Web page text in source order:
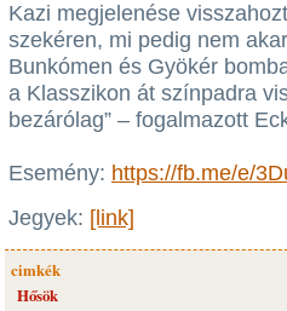
Kazi megjelenése
szekéren, mi pedig nem
Bunkómen és Gyökér
a Klasszikon át színpadra
bezárólag” – fogalmazott
Esemény: https://fb.me/e/
Jegyek: [link]
cimkék
Hősök